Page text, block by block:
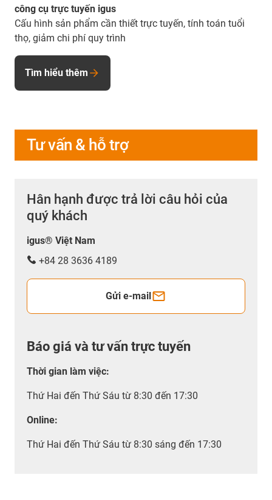
công cụ trực tuyến igus
Cấu hình sản phẩm cần thiết trực tuyến, tính toán tuổi
thọ, giảm chi phí quy trình
Tìm hiểu thêm
Tư vấn & hỗ trợ
Hân hạnh được trả lời câu hỏi của
quý khách
igus® Việt Nam
+84 28 3636 4189
Gửi e-mail
Báo giá và tư vấn trực tuyến
Thời gian làm việc:
Thứ Hai đến Thứ Sáu từ 8:30 đến 17:30
Online:
Thứ Hai đến Thứ Sáu từ 8:30 sáng đến 17:30